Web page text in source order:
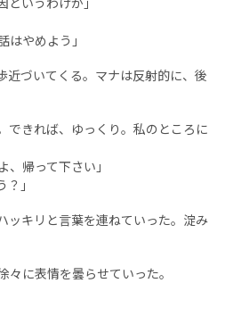
はやめよう」
づいてくる。マナは反射的に、後
できれば、ゆっくり。私のところに
、帰って下さい」
」
ッキリと言葉を連ねていった。淀み
に表情を曇らせていった。